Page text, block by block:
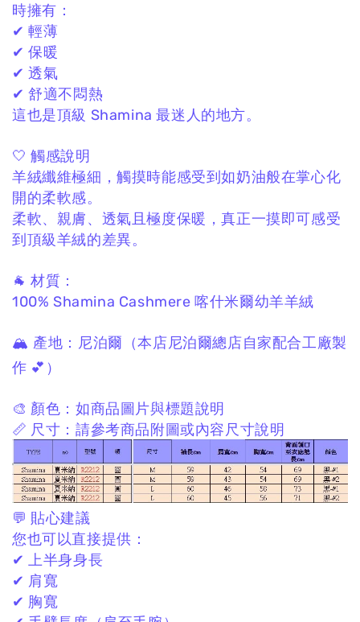
時擁有：
✔ 輕薄
✔ 保暖
✔ 透氣
✔ 舒適不悶熱
這也是頂級 Shamina 最迷人的地方。
🤍 觸感說明
羊絨纖維極細，觸摸時能感受到如奶油般在掌心化
開的柔軟感。
柔軟、親膚、透氣且極度保暖，真正一摸即可感受
到頂級羊絨的差異。
🐐 材質：
100% Shamina Cashmere喀什米爾幼羊羊絨
🏔 產地： 尼泊爾 （本店尼泊爾總店自家配合工廠製
作 💕）
🎨 顏色： 如商品圖片與標題說明
📏 尺寸： 請參考商品附圖或內容尺寸說明
💬 貼心建議
您也可以直接提供：
✔ 上半身身長
✔ 肩寬
✔ 胸寬